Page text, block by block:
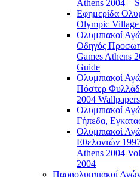
Athens 2004 –
Εφημερίδα
Olympic Village
Ολυμπιακοί
Οδηγός
Games Athens
Guide
Ολυμπιακοί
Πόστερ
2004
Ολυμπιακοί
Γήπεδα,
Ολυμπιακοί
Εθελοντών
Athens 2004
2004
Παραολυμπιακοί